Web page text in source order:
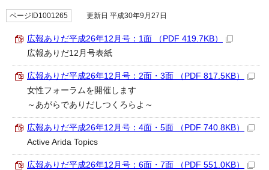
ページID1001265 更新日 平成30年9月27日
広報ありだ平成26年12月号：1面 （PDF 419.7KB）
広報ありだ12月号表紙
広報ありだ平成26年12月号：2面・3面 （PDF 817.5KB）
女性フォーラムを開催します
～あがらでありだしつくろらよ～
広報ありだ平成26年12月号：4面・5面 （PDF 740.8KB）
Active Arida Topics
広報ありだ平成26年12月号：6面・7面 （PDF 551.0KB）